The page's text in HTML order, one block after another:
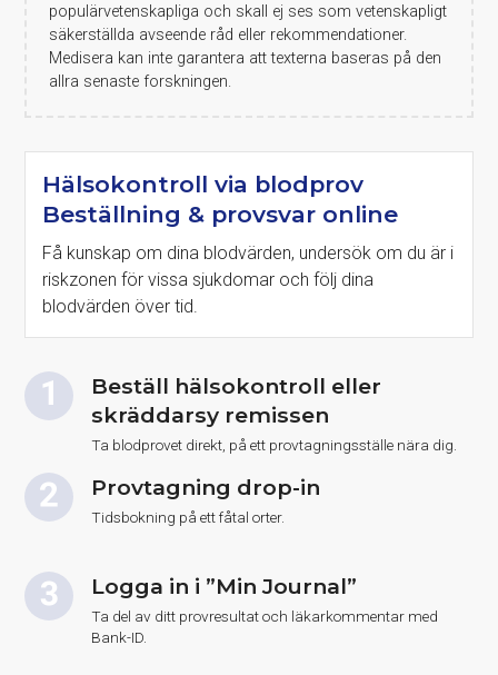
populärvetenskapliga och skall ej ses som vetenskapligt
säkerställda avseende råd eller rekommendationer.
Medisera kan inte garantera att texterna baseras på den
allra senaste forskningen.
Hälsokontroll via blodprov
Beställning & provsvar online
Få kunskap om dina blodvärden, undersök om du är i
riskzonen för vissa sjukdomar och följ dina
blodvärden över tid.
Beställ hälsokontroll eller
skräddarsy remissen
Ta blodprovet direkt, på ett provtagningsställe nära dig.
Provtagning drop-in
Tidsbokning på ett fåtal orter.
Logga in i ”Min Journal”
Ta del av ditt provresultat och läkarkommentar med
Bank-ID.